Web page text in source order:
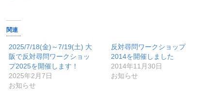
て
Twitter
で
共
有
(新
し
い
ウ
ィ
ン
ド
リ
ッ
ク
し
て
く
だ
さ
関連
2025/7/18(金)～7/19(土) 大
阪で反対尋問ワークショッ
プ2025を開催します！
2025年2月7日
お知らせ
反対尋問ワークショップ
2014を開催しました
2014年11月30日
お知らせ